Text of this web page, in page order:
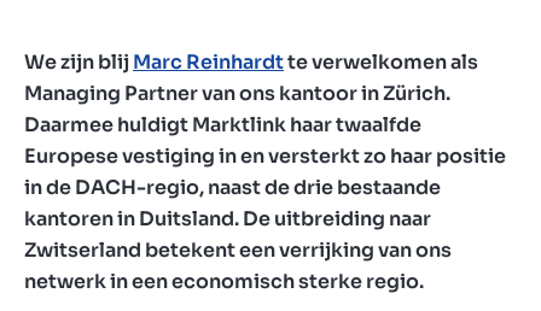
We zijn blijMarc Reinhardtte verwelkomen als
Managing Partner van ons kantoor in Zürich.
Daarmee huldigt Marktlink haar twaalfde
Europese vestiging in en versterkt zo haar positie
in de DACH-regio, naast de drie bestaande
kantoren in Duitsland. De uitbreiding naar
Zwitserland betekent een verrijking van ons
netwerk in een economisch sterke regio.